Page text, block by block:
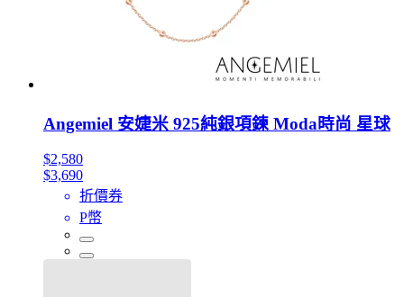
Angemiel 安婕米 925純銀項鍊 Moda時尚 星球
$2,580
$3,690
折價券
P幣